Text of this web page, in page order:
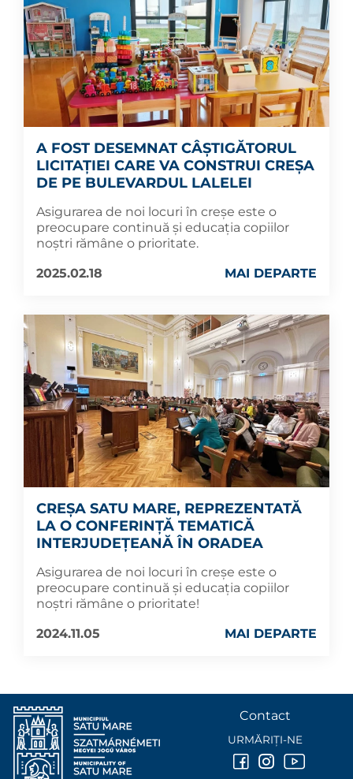
A FOST DESEMNAT CÂȘTIGĂTORUL
LICITAȚIEI CARE VA CONSTRUI CREȘA
DE PE BULEVARDUL LALELEI
Asigurarea de noi locuri în creșe este o
preocupare continuă și educația copiilor
noștri rămâne o prioritate.
2025.02.18
MAI DEPARTE
CREȘA SATU MARE, REPREZENTATĂ
LA O CONFERINȚĂ TEMATICĂ
INTERJUDEȚEANĂ ÎN ORADEA
Asigurarea de noi locuri în creșe este o
preocupare continuă și educația copiilor
noștri rămâne o prioritate!
2024.11.05
MAI DEPARTE
Contact
URMĂRIȚI-NE